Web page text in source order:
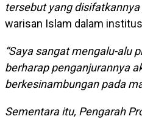
tersebut yang
warisan Islam dalam
“Saya sangat mengalu-alu
berharap penganjurannya
berkesinambungan pada
Sementara itu, Pengarah